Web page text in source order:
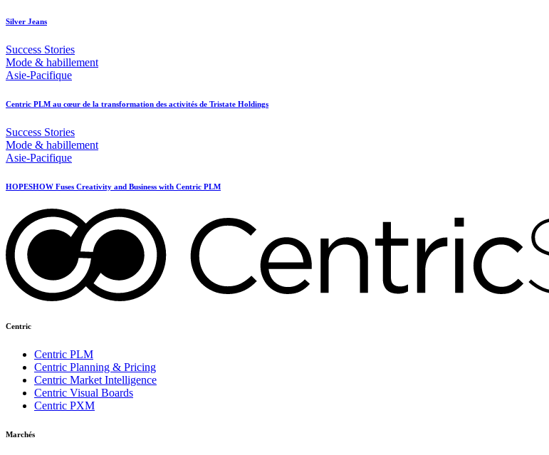
Silver Jeans
Success Stories
Mode & habillement
Asie-Pacifique
Centric PLM au cœur de la transformation des activités de Tristate Holdings
Success Stories
Mode & habillement
Asie-Pacifique
HOPESHOW Fuses Creativity and Business with Centric PLM
Centric
Centric PLM
Centric Planning & Pricing
Centric Market Intelligence
Centric Visual Boards
Centric PXM
Marchés